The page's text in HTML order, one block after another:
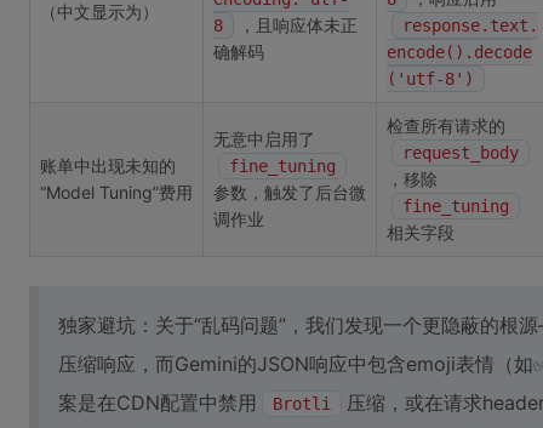
（中文显示为）
8
，且响应体未正
确解码
response.text.
encode().decode
('utf-8')
账单中出现未知的
“Model Tuning”费用
无意中启用了
fine_tuning
参数，触发了后台微
调作业
检查所有请求的
request_body
，移除
fine_tuning
相关字段
独家避坑：关于“乱码问题”，我们发现一个更隐蔽的
压缩响应，而Gemini的JSON响应中包含emoji表情（如
案是在CDN配置中禁用
Brotli
压缩，或在请求